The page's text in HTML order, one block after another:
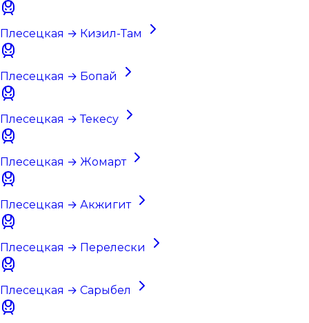
Плесецкая → Кизил-Там
Плесецкая → Бопай
Плесецкая → Текесу
Плесецкая → Жомарт
Плесецкая → Акжигит
Плесецкая → Перелески
Плесецкая → Сарыбел